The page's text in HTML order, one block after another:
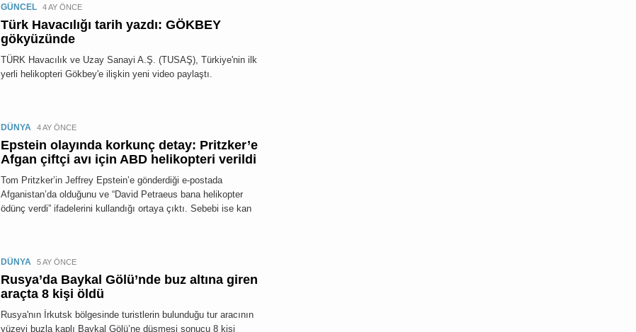
GÜNCEL 4 AY ÖNCE
Türk Havacılığı tarih yazdı: GÖKBEY
gökyüzünde
TÜRK Havacılık ve Uzay Sanayi A.Ş. (TUSAŞ), Türkiye'nin ilk
yerli helikopteri Gökbey'e ilişkin yeni video paylaştı.
DÜNYA 4 AY ÖNCE
Epstein olayında korkunç detay: Pritzker’e
Afgan çiftçi avı için ABD helikopteri verildi
Tom Pritzker’in Jeffrey Epstein’e gönderdiği e-postada
Afganistan’da olduğunu ve “David Petraeus bana helikopter
ödünç verdi” ifadelerini kullandığı ortaya çıktı. Sebebi ise kan
DÜNYA 5 AY ÖNCE
Rusya’da Baykal Gölü’nde buz altına giren
araçta 8 kişi öldü
Rusya'nın İrkutsk bölgesinde turistlerin bulunduğu tur aracının
yüzeyi buzla kaplı Baykal Gölü’ne düşmesi sonucu 8 kişi